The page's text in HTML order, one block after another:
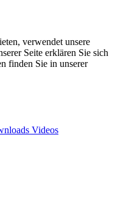
verwendet unsere
Seite erklären Sie sich
finden Sie in unserer
Videos